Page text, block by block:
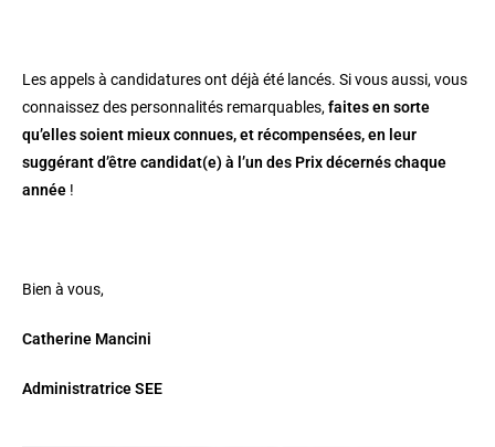
Les appels à candidatures ont déjà été lancés. Si vous aussi, vous
connaissez des personnalités remarquables,faites en sorte
qu’elles soient mieux connues, et récompensées, en leur
suggérant d’être candidat(e) à l’un des Prix décernés chaque
année !
Bien à vous,
Catherine Mancini
Administratrice SEE